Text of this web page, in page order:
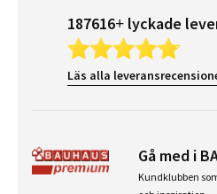
187616+ lyckade
Läs alla
Gå med i
Kundklubben